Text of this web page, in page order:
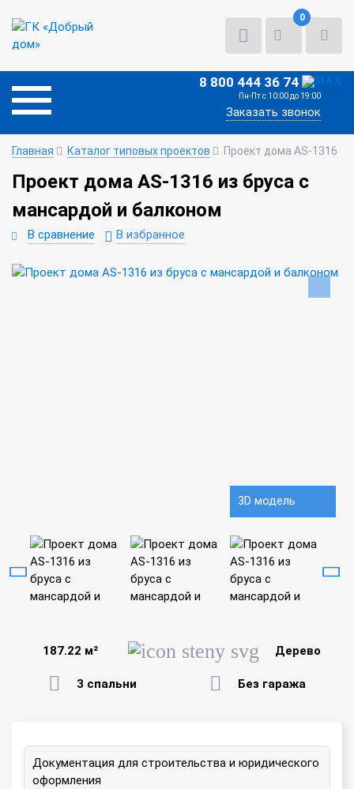
0
8 800 444 36 74
Пн-Пт с 10:00 до 19:00
Заказать звонок
Главная Каталог типовых проектов Проект дома AS-1316
Проект дома AS-1316 из бруса с
мансардой и балконом
В сравнение В избранное
3D модель
187.22 м² Дерево
3 спальни Без гаража
Документация для строительства и юридического
оформления